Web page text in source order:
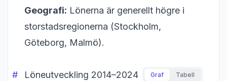
Geografi: Lönerna är generellt högre i
storstadsregionerna (Stockholm,
Göteborg, Malmö).
Löneutveckling 2014–2024 Graf Tabell